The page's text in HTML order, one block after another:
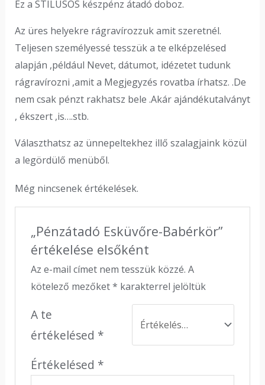
Ez a STÍLUSOS készpénz átadó doboz.
Az üres helyekre rágravírozzuk amit szeretnél.
Teljesen személyessé tesszük a te elképzelésed
alapján ,például Nevet, dátumot, idézetet tudunk
rágravírozni ,amit a Megjegyzés rovatba írhatsz. .De
nem csak pénzt rakhatsz bele .Akár ajándékutalványt
, ékszert ,is….stb.
Választhatsz az ünnepeltekhez illő szalagjaink közül
a legördülő menüből.
Még nincsenek értékelések.
„Pénzátadó Esküvőre-Babérkör”
értékelése elsőként
Az e-mail címet nem tesszük közzé. A
kötelező mezőket* karakterrel jelöltük
A te
értékelésed *
Értékelésed *